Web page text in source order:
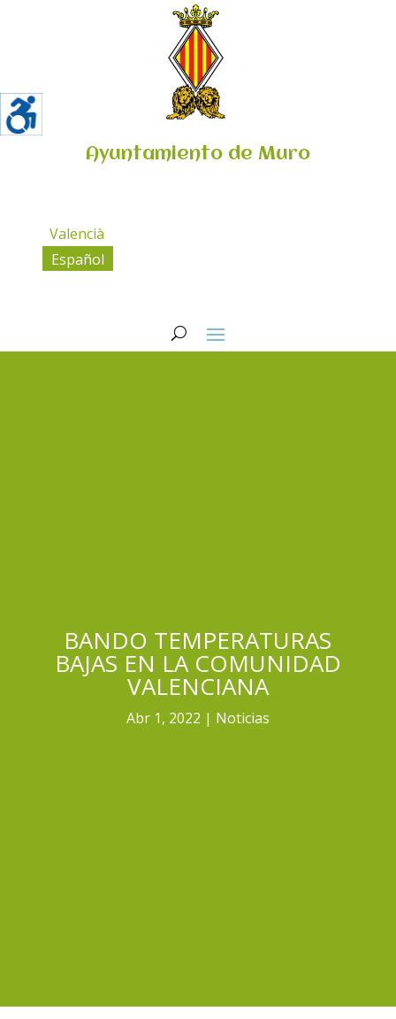
Ayuntamiento de Muro
Valencià
Español
BANDO TEMPERATURAS
BAJAS EN LA COMUNIDAD
VALENCIANA
Abr 1, 2022 Noticias